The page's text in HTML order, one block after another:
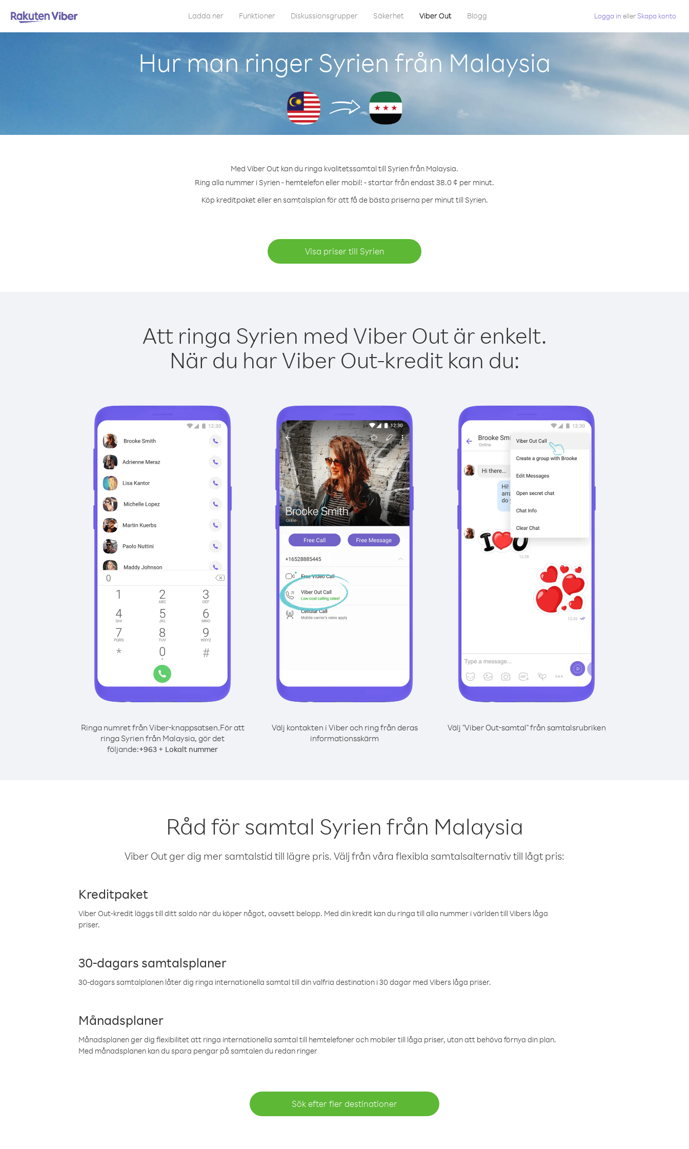
Ladda ner Funktioner Diskussionsgrupper Säkerhet Viber Out Blogg Logga in eller Skapa konto
Hur man ringer Syrien från Malaysia
Med Viber Out kan du ringa kvalitetssamtal till Syrien från Malaysia.
Ring alla nummer i Syrien - hemtelefon eller mobil! - startar från endast 38.0 ¢ per minut.
Köp kreditpaket eller en samtalsplan för att få de bästa priserna per minut till Syrien.
Visa priser till Syrien
Att ringa Syrien med Viber Out är enkelt.
När du har Viber Out-kredit kan du:
Ringa numret från Viber-knappsatsen.För att
ringa Syrien från Malaysia, gör det
följande:+963 + Lokalt nummer
Välj kontakten i Viber och ring från deras
informationsskärm
Välj "Viber Out-samtal" från samtalsrubriken
Råd för samtal Syrien från Malaysia
Viber Out ger dig mer samtalstid till lägre pris. Välj från våra flexibla samtalsalternativ till lågt pris:
Kreditpaket
Viber Out-kredit läggs till ditt saldo när du köper något, oavsett belopp. Med din kredit kan du ringa till alla nummer i världen till Vibers låga
priser.
30-dagars samtalsplaner
30-dagars samtalplanen låter dig ringa internationella samtal till din valfria destination i 30 dagar med Vibers låga priser.
Månadsplaner
Månadsplanen ger dig flexibilitet att ringa internationella samtal till hemtelefoner och mobiler till låga priser, utan att behöva förnya din plan.
Med månadsplanen kan du spara pengar på samtalen du redan ringer
Sök efter fler destinationer